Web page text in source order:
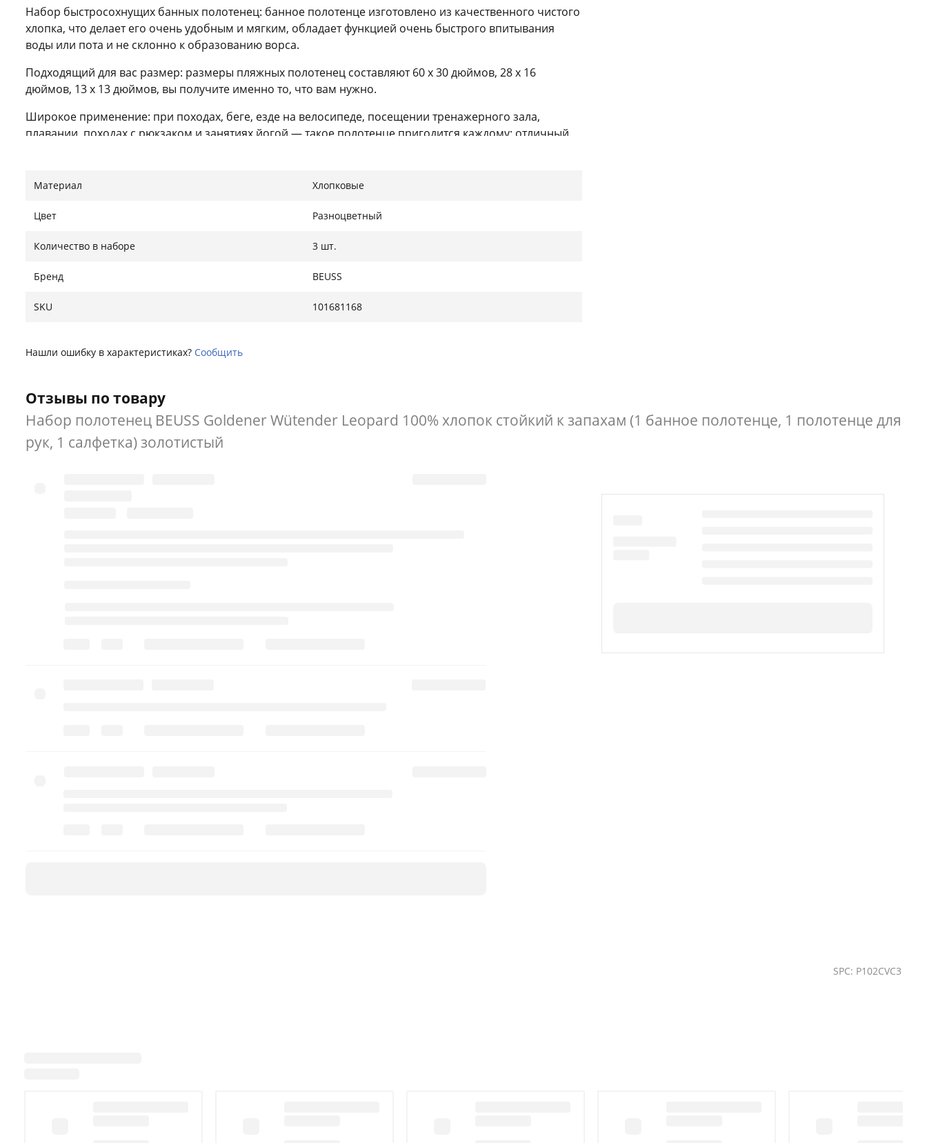
Набор быстросохнущих банных полотенец: банное полотенце изготовлено из качественного чистого
хлопка, что делает его очень удобным и мягким, обладает функцией очень быстрого впитывания
воды или пота и не склонно к образованию ворса.
Подходящий для вас размер: размеры пляжных полотенец составляют 60 x 30 дюймов, 28 x 16
дюймов, 13 x 13 дюймов, вы получите именно то, что вам нужно.
Широкое применение: при походах, беге, езде на велосипеде, посещении тренажерного зала,
плавании, походах с рюкзаком и занятиях йогой — такое полотенце пригодится каждому; отличный
Материал Хлопковые
Цвет Разноцветный
Количество в наборе 3 шт.
Бренд BEUSS
SKU 101681168
Нашли ошибку в характеристиках? Сообщить
Отзывы по товару
Набор полотенец BEUSS Goldener Wütender Leopard 100% хлопок стойкий к запахам (1 банное полотенце, 1 полотенце для
рук, 1 салфетка) золотистый
SPC: P102CVC3